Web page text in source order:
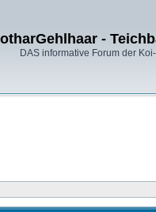
-
DAS informative Forum der